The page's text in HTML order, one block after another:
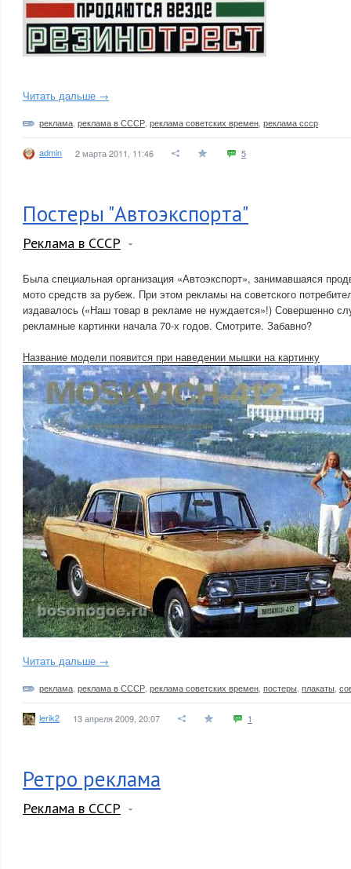
Читать дальше →
реклама реклама в СССР реклама советских времен реклама ссср
admin 2 марта 2011, 11:46 5
Постеры "Автоэкспорта"
Реклама в СССР
Была специальная организация «Автоэкспорт», занимавшаяся
мото средств за рубеж. При этом рекламы на советского
издавалось («Наш товар в рекламе не нуждается»!) Совершенно
рекламные картинки начала 70-х годов. Смотрите. Забавно?
Название модели появится при наведении мышки на картинку
Читать дальше →
реклама реклама в СССР реклама советских времен постеры плакаты
lerik2 13 апреля 2009, 20:07 1
Ретро реклама
Реклама в СССР